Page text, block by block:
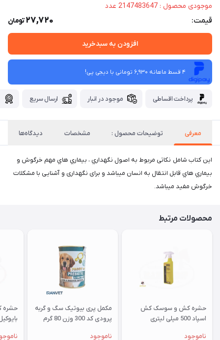
موجودی محصول : 2147483647 عدد
قیمت: 27,720تومان
افزودن به سبدخرید
4 قسط ماهانه 6,930 تومانی با دیجی ‌پی!
پرداخت اقساطی موجود در انبار ارسال سریع
معرفی توضیحات محصول : مشخصات دیدگاه‌ها
این کتاب شامل نکاتی مربوط به اصول نگهداري ، بیماري هاي مهم خرگوش و
بیماري هاي قابل انتقال به انسان میباشد و برای نگهداری و آشنایی با مشکلات
خرگوش مفید میباشد.
محصولات مرتبط
حشره کش و سوسک کش
اسپاد 500 میلی لیتری
ناموجود
مکمل پری بیوتیک سگ و گربه
پرودی کد 300 وزن 80 گرم
ناموجود